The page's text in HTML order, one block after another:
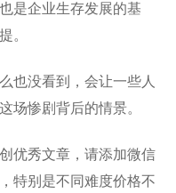
是企业生存发展的基
。
也没看到，会让一些人
场惨剧背后的情景。
优秀文章，请添加微信
特别是不同难度价格不